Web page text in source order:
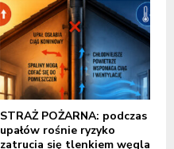
STRAŻ POŻARNA: podczas
upałów rośnie ryzyko
zatrucia się tlenkiem węgla